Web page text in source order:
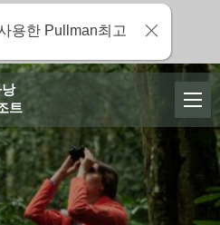
낭
트
용한 Pullman최고